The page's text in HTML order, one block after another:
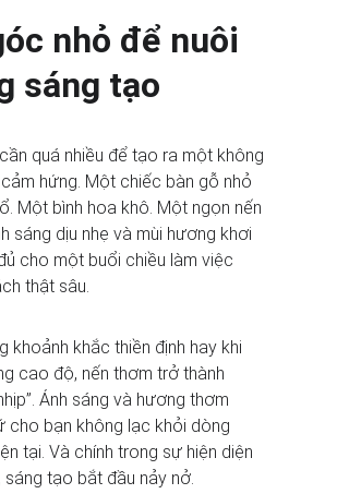
nhỏ để nuôi
sáng tạo
quá nhiều để tạo ra một không
hứng. Một chiếc bàn gỗ nhỏ
Một bình hoa khô. Một ngọn nến
sáng dịu nhẹ và mùi hương khơi
cho một buổi chiều làm việc
thật sâu.
khoảnh khắc thiền định hay khi
cao độ, nến thơm trở thành
Ánh sáng và hương thơm
cho bạn không lạc khỏi dòng
tại. Và chính trong sự hiện diện
sáng tạo bắt đầu nảy nở.